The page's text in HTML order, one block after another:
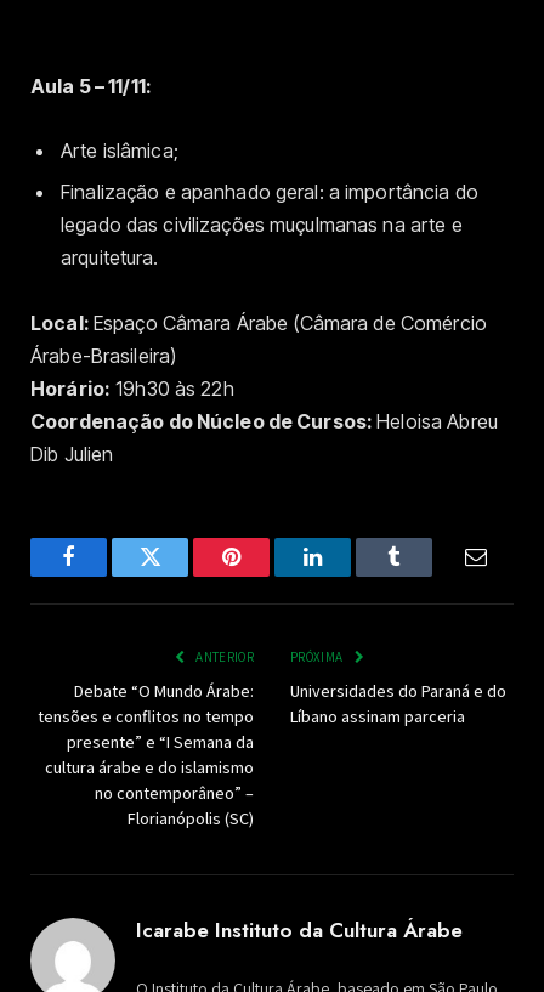
Aula 5 – 11/11:
Arte islâmica;
Finalização e apanhado geral: a importância do
legado das civilizações muçulmanas na arte e
arquitetura.
Local: Espaço Câmara Árabe (Câmara de Comércio
Árabe-Brasileira)
Horário: 19h30 às 22h
Coordenação do Núcleo de Cursos:Heloisa Abreu
Dib Julien
FacebookTwitter Pinterest LinkedInTumblr
ANTERIOR
Debate “O Mundo Árabe:
tensões e conflitos no tempo
presente” e “I Semana da
cultura árabe e do islamismo
no contemporâneo” –
Florianópolis (SC)
PRÓXIMA
Universidades do Paraná e do
Líbano assinam parceria
Icarabe Instituto da Cultura Árabe